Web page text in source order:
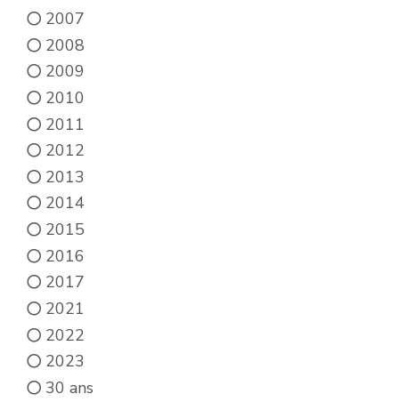
2007
2008
2009
2010
2011
2012
2013
2014
2015
2016
2017
2021
2022
2023
30 ans